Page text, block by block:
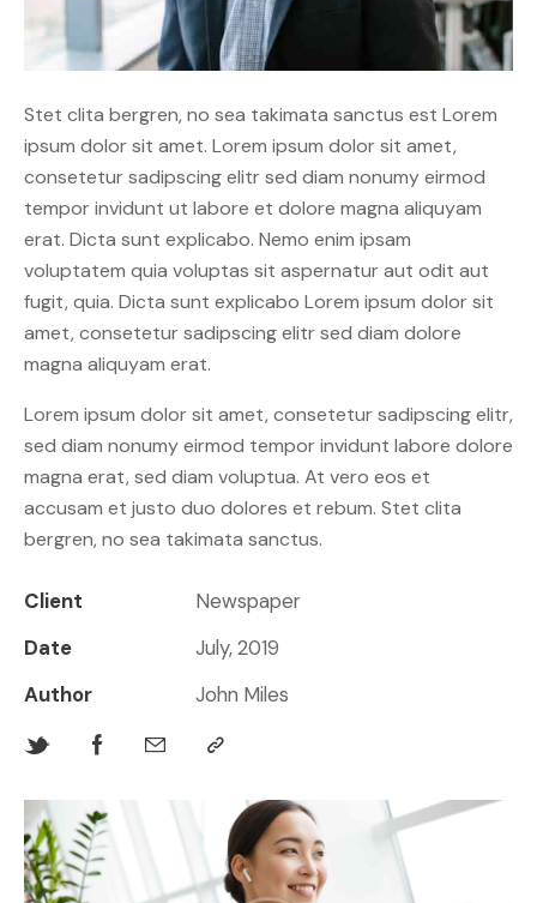
Stet clita bergren, no sea takimata sanctus est Lorem
ipsum dolor sit amet. Lorem ipsum dolor sit amet,
consetetur sadipscing elitr sed diam nonumy eirmod
tempor invidunt ut labore et dolore magna aliquyam
erat. Dicta sunt explicabo. Nemo enim ipsam
voluptatem quia voluptas sit aspernatur aut odit aut
fugit, quia. Dicta sunt explicabo Lorem ipsum dolor sit
amet, consetetur sadipscing elitr sed diam dolore
magna aliquyam erat.
Lorem ipsum dolor sit amet, consetetur sadipscing elitr,
sed diam nonumy eirmod tempor invidunt labore dolore
magna erat, sed diam voluptua. At vero eos et
accusam et justo duo dolores et rebum. Stet clita
bergren, no sea takimata sanctus.
Client
Newspaper
Date
July, 2019
Author
John Miles